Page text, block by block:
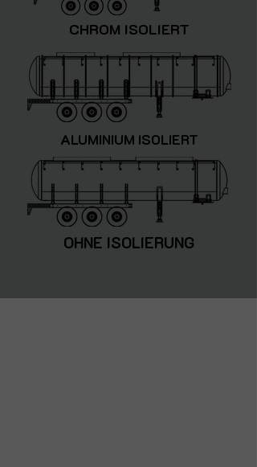
CHROM ISOLIERT
ALUMINIUM ISOLIERT
OHNE ISOLIERUNG